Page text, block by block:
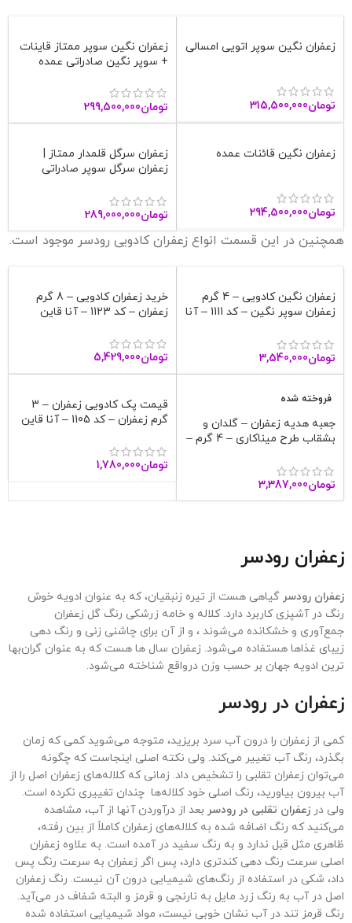
زعفران نگین سوپر اتویی امسالی
تومان315,500,000
زعفران نگین سوپر ممتاز قاینات
+ سوپر نگین صادراتی عمده
تومان299,500,000
زعفران نگین قائنات عمده
تومان294,500,000
زعفران سرگل قلمدار ممتاز |
زعفران سرگل سوپر صادراتی
تومان289,000,000
همچنین در این قسمت انواع زعفران کادویی رودسر موجود است.
زعفران نگین کادویی – 4 گرم
زعفران سوپر نگین – کد 1111 – آنا
تومان3,540,000
خرید زعفران کادویی – 8 گرم
زعفران – کد 1123 – آنا قاین
تومان5,429,000
فروخته شده
جعبه هدیه زعفران – گلدان و
بشقاب طرح میناکاری – 4 گرم –
تومان3,387,000
قیمت پک کادویی زعفران – 3
گرم زعفران – کد 1105 – آنا قاین
تومان1,780,000
زعفران رودسر
زعفران رودسر گیاهی هست از تیره زنبقیان، که به عنوان ادویه خوش
رنگ در آشپزی کاربرد دارد. کلاله و خامه زرشکی رنگ گل زعفران
جمع‌آوری و خشکانده می‌شوند ، و از آن برای چاشنی‌ زنی و رنگ دهی
زیبای غذاها هستفاده می‌شود. زعفران سال ها هست که به عنوان گران‌بها
ترین ادویه جهان بر حسب وزن درواقع شناخته می‌شود.
زعفران در رودسر
کمی از زعفران را درون آب سرد بریزید، متوجه می‌شوید کمی که زمان
بگذرد، رنگ آب تغییر می‌کند. ولی نکته اصلی اینجاست که چگونه
می‌توان زعفران تقلبی را تشخیص داد. زمانی که کلاله‌های زعفران اصل را از
آب بیرون بیاورید، رنگ اصلی خود کلاله‌ها چندان تغییری نکرده است.
ولی در زعفران تقلبی در رودسر بعد از درآوردن آنها از آب، مشاهده
می‌کنید که رنگ اضافه شده به کلاله‌های زعفران کاملاً از بین رفته،
ظاهری مثل قبل ندارد و به رنگ سفید در آمده است. به علاوه زعفران
اصلی سرعت رنگ دهی کندتری دارد، پس اگر زعفران به سرعت رنگ پس
داد، شکی در استفاده از رنگ‌های شیمیایی درون آن نیست. رنگ زعفران
اصل در آب به رنگ زرد مایل به نارنجی و قرمز و البته شفاف در می‌آید.
رنگ قرمز تند در آب نشان خوبی نیست، مواد شیمیایی استفاده شده